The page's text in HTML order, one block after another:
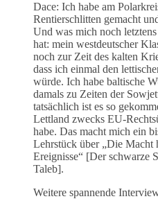
Dace: Ich habe am
Rentierschlitten gemacht
Und was mich noch
hat: mein westdeutscher
noch zur Zeit des kalten
dass ich einmal den
würde. Ich habe baltische
damals zu Zeiten der
tatsächlich ist es so
Lettland zwecks EU-
habe. Das macht mich ein
Lehrstück über „Die Macht
Ereignisse“ [Der schwarze
Taleb].
Weitere spannende